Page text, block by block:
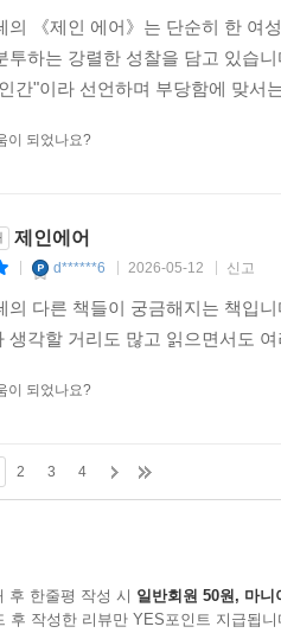
의 《제인 에어》는 단순히 한 여
투하는 강렬한 성찰을 담고 있습
간"이라 선언하며 부당함에 맞서
이 되었나요?
제인에어
d******6 2026-05-12 신고
의 다른 책들이 궁금해지는 책입
생각할 거리도 많고 읽으면서도
이 되었나요?
2 3 4
후 한줄평 작성 시 일반회원 50원, 마니
후 작성한 리뷰만 YES포인트 지급됩니